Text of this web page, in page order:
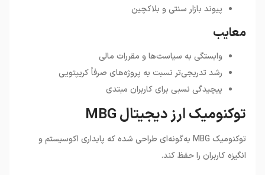
پیوند بازار سنتی و بلاکچین
معایب
وابستگی به سیاست‌ها و مقررات مالی
رشد تدریجی‌تر نسبت به پروژه‌های صرفاً کریپتویی
پیچیدگی نسبی برای کاربران مبتدی
توکنومیک ارز دیجیتال MBG
توکنومیک MBG به‌گونه‌ای طراحی شده که پایداری اکوسیستم و
انگیزه کاربران را حفظ کند.